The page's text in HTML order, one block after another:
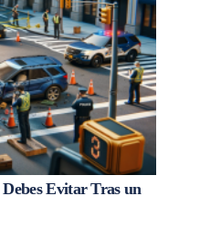
Evitar Tras un